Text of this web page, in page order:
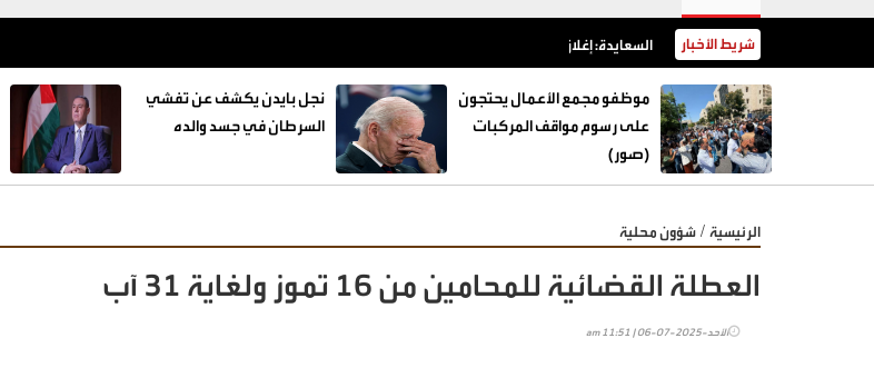
شريط الأخبار السعايدة: إغلاق 12 محطة محروقات منذ بداية العام وضبط حالات خلط بنزين
موظفو مجمع الأعمال يحتجون
على رسوم مواقف المركبات
(صور)
نجل بايدن يكشف عن تفشي
السرطان في جسد والده
الرئيسية / شؤون محلية
العطلة القضائية للمحامين من 16 تموز ولغاية 31 آب
الأحد-2025-07-06 | 11:51 am